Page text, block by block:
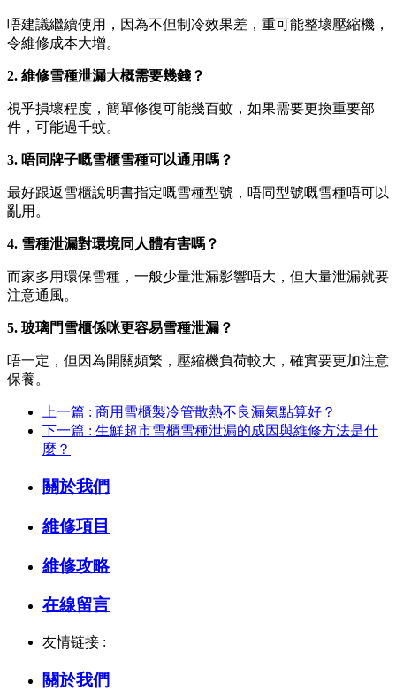
唔建議繼續使用，因為不但制冷效果差，重可能整壞壓縮機，
令維修成本大增。
2. 維修雪種泄漏大概需要幾錢？
視乎損壞程度，簡單修復可能幾百蚊，如果需要更換重要部
件，可能過千蚊。
3. 唔同牌子嘅雪櫃雪種可以通用嗎？
最好跟返雪櫃說明書指定嘅雪種型號，唔同型號嘅雪種唔可以
亂用。
4. 雪種泄漏對環境同人體有害嗎？
而家多用環保雪種，一般少量泄漏影響唔大，但大量泄漏就要
注意通風。
5. 玻璃門雪櫃係咪更容易雪種泄漏？
唔一定，但因為開關頻繁，壓縮機負荷較大，確實要更加注意
保養。
上一篇 : 商用雪櫃製冷管散熱不良漏氣點算好？
下一篇 : 生鮮超市雪櫃雪種泄漏的成因與維修方法是什
麼？
關於我們
維修項目
維修攻略
在線留言
友情链接 :
關於我們